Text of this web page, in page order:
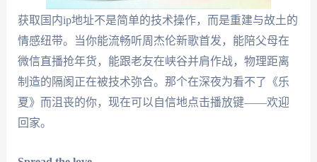
获取国内ip地址不是简单的技术操作，而是重建与故土的
情感纽带。当你能流畅听周杰伦新歌首发，能陪父母在
微信直播抢年货，能跟老友在峡谷并肩作战，物理距离
制造的隔阂正在被技术弥合。那个在深夜为看不了《乐
夏》而沮丧的你，现在可以自信地点击播放键——欢迎
回家。